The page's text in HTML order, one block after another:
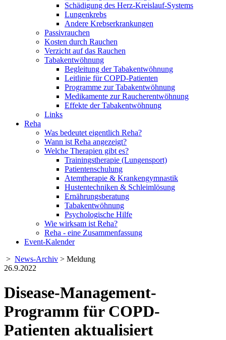
Schädigung des Herz-Kreislauf-Systems
Lungenkrebs
Andere Krebserkrankungen
Passivrauchen
Kosten durch Rauchen
Verzicht auf das Rauchen
Tabakentwöhnung
Begleitung der Tabakentwöhnung
Leitlinie für COPD-Patienten
Programme zur Tabakentwöhnung
Medikamente zur Raucherentwöhnung
Effekte der Tabakentwöhnung
Links
Reha
Was bedeutet eigentlich Reha?
Wann ist Reha angezeigt?
Welche Therapien gibt es?
Trainingstherapie (Lungensport)
Patientenschulung
Atemtherapie & Krankengymnastik
Hustentechniken & Schleimlösung
Ernährungsberatung
Tabakentwöhnung
Psychologische Hilfe
Wie wirksam ist Reha?
Reha - eine Zusammenfassung
Event-Kalender
> News-Archiv > Meldung
26.9.2022
Disease-Management-
Programm für COPD-
Patienten aktualisiert